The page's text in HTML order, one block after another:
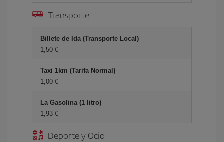
Transporte
Billete de Ida (Transporte Local)
1,50 €
Taxi 1km (Tarifa Normal)
1,00 €
La Gasolina (1 litro)
1,93 €
Deporte y Ocio